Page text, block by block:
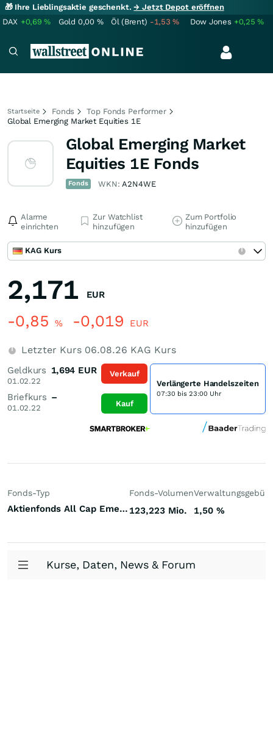
🎁 Ihre Lieblingsaktie geschenkt.→ Jetzt Depot eröffnen
DAX +0,69% Gold 0,00 % Öl (Brent) -1,53% Dow Jones +0,25%
Startseite Fonds
Top Fonds Performer
Global Emerging Market Equities 1E
Global Emerging Market
Equities 1E Fonds
Fonds WKN:A2N4WE
Alarme
einrichten
Zur Watchlist
hinzufügen
Zum Portfolio
hinzufügen
KAG Kurs
2,171 EUR
-0,85 % -0,019 EUR
Letzter Kurs 06.08.26 KAG Kurs
Geldkurs
01.02.22
1,694 EUR
Briefkurs
01.02.22
–
Verkauf
Kauf
Verlängerte Handelszeiten
07:30 bis 23:00 Uhr
Fonds-Typ
Aktienfonds All Cap Emerging Markets
Fonds-Volumen
123,223 Mio. 1,50 %
Kurse, Daten, News & Forum